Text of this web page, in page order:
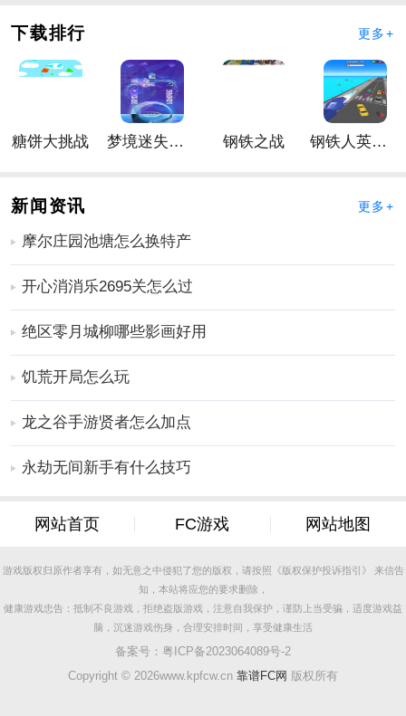
2、沉浸其中，整理冰箱，发挥动手能力。
任务，自由的挑战。
1、每个人在开始的过程中都会得到最有趣的体验。毕
竟，内容足够丰富。
多精彩时刻。
3、您可以进入这里进行一次很好的尝试和体验，感受减
手游回顾
1、不同的项目、不同的类别和尺寸应随意安排。
2、刺激手游体验，自由完成更多任务，享受更多惊喜。
3、拥有高度的手游自由度，沉浸其中，享受完成任务的
挑战。
下载排行 更多+
糖饼大挑战 梦境迷失星辰 钢铁之战 钢铁人英雄3D
新闻资讯 更多+
摩尔庄园池塘怎么换特产
开心消消乐2695关怎么过
绝区零月城柳哪些影画好用
饥荒开局怎么玩
龙之谷手游贤者怎么加点
永劫无间新手有什么技巧
网站首页 FC游戏 网站地图
游戏版权归原作者享有，如无意之中侵犯了您的版权，请按照《版权保护投诉指引》 来信告
知，本站将应您的要求删除，
健康游戏忠告：抵制不良游戏，拒绝盗版游戏，注意自我保护，谨防上当受骗，适度游戏益
脑，沉迷游戏伤身，合理安排时间，享受健康生活
备案号： 粤ICP备2023064089号-2
Copyright © 2026www.kpfcw.cn 靠谱FC网 版权所有